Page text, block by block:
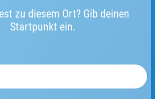
zu diesem Ort? Gib deinen
Startpunkt ein.